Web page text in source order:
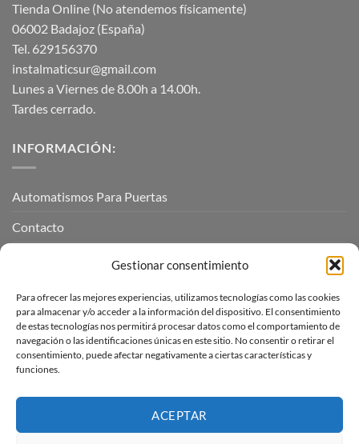
Gestionar consentimiento
Para ofrecer las mejores experiencias, utilizamos tecnologías como las cookies
para almacenar y/o acceder a la información del dispositivo. El consentimiento
de estas tecnologías nos permitirá procesar datos como el comportamiento de
navegación o las identificaciones únicas en este sitio. No consentir o retirar el
consentimiento, puede afectar negativamente a ciertas características y
funciones.
ACEPTAR
Tienda Online (No atendemos físicamente)
06002 Badajoz (España)
Tel. 629156370
instalmaticsur@gmail.com
Lunes a Viernes de 8.00h a 14.00h.
Tardes cerrado.
INFORMACIÓN:
Automatismos Para Puertas
Contacto
INFORMACIÓN LEGAL
Aviso Legal